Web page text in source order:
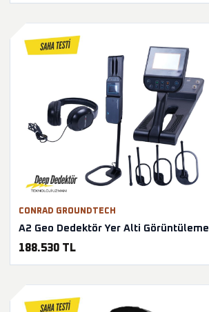
CONRAD GROUNDTECH
A2 Geo Dedektör Yer Alti Görüntüleme
188.530 TL